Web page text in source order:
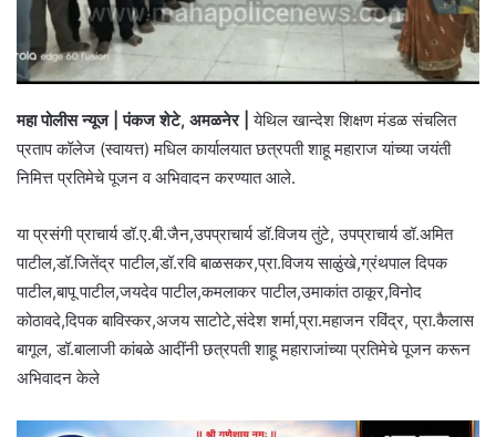
महा पोलीस न्यूज | पंकज शेटे, अमळनेर | येथिल खान्देश शिक्षण मंडळ संचलित
प्रताप कॉलेज (स्वायत्त) मधिल कार्यालयात छत्रपती शाहू महाराज यांच्या जयंती
निमित्त प्रतिमेचे पूजन व अभिवादन करण्यात आले.
या प्रसंगी प्राचार्य डॉ.ए.बी.जैन,उपप्राचार्य डॉ.विजय तुंटे, उपप्राचार्य डॉ.अमित
पाटील,डॉ.जितेंद्र पाटील,डॉ.रवि बाळसकर,प्रा.विजय साळुंखे,ग्रंथपाल दिपक
पाटील,बापू पाटील,जयदेव पाटील,कमलाकर पाटील,उमाकांत ठाकूर,विनोद
कोठावदे,दिपक बाविस्कर,अजय साटोटे,संदेश शर्मा,प्रा.महाजन रविंद्र, प्रा.कैलास
बागूल, डॉ.बालाजी कांबळे आदींनी छत्रपती शाहू महाराजांच्या प्रतिमेचे पूजन करून
अभिवादन केले